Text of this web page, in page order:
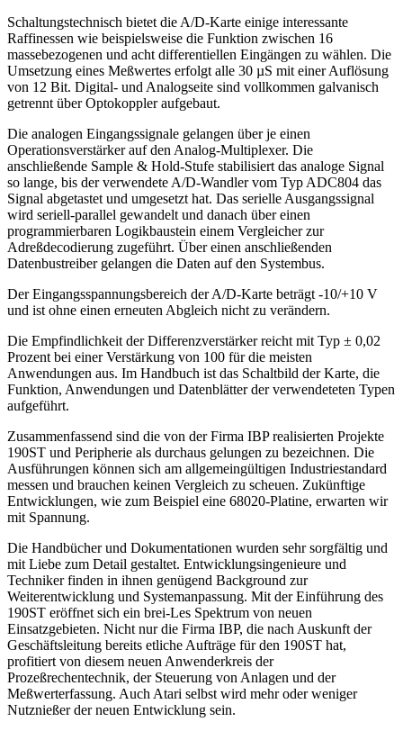
Schaltungstechnisch bietet die A/D-Karte einige interessante
Raffinessen wie beispielsweise die Funktion zwischen 16
massebezogenen und acht differentiellen Eingängen zu wählen. Die
Umsetzung eines Meßwertes erfolgt alle 30 µS mit einer Auflösung
von 12 Bit. Digital- und Analogseite sind vollkommen galvanisch
getrennt über Optokoppler aufgebaut.
Die analogen Eingangssignale gelangen über je einen
Operationsverstärker auf den Analog-Multiplexer. Die
anschließende Sample & Hold-Stufe stabilisiert das analoge Signal
so lange, bis der verwendete A/D-Wandler vom Typ ADC804 das
Signal abgetastet und umgesetzt hat. Das serielle Ausgangssignal
wird seriell-parallel gewandelt und danach über einen
programmierbaren Logikbaustein einem Vergleicher zur
Adreßdecodierung zugeführt. Über einen anschließenden
Datenbustreiber gelangen die Daten auf den Systembus.
Der Eingangsspannungsbereich der A/D-Karte beträgt -10/+10 V
und ist ohne einen erneuten Abgleich nicht zu verändern.
Die Empfindlichkeit der Differenzverstärker reicht mit Typ ± 0,02
Prozent bei einer Verstärkung von 100 für die meisten
Anwendungen aus. Im Handbuch ist das Schaltbild der Karte, die
Funktion, Anwendungen und Datenblätter der verwendeteten Typen
aufgeführt.
Zusammenfassend sind die von der Firma IBP realisierten Projekte
190ST und Peripherie als durchaus gelungen zu bezeichnen. Die
Ausführungen können sich am allgemeingültigen Industriestandard
messen und brauchen keinen Vergleich zu scheuen. Zukünftige
Entwicklungen, wie zum Beispiel eine 68020-Platine, erwarten wir
mit Spannung.
Die Handbücher und Dokumentationen wurden sehr sorgfältig und
mit Liebe zum Detail gestaltet. Entwicklungsingenieure und
Techniker finden in ihnen genügend Background zur
Weiterentwicklung und Systemanpassung. Mit der Einführung des
190ST eröffnet sich ein brei-Les Spektrum von neuen
Einsatzgebieten. Nicht nur die Firma IBP, die nach Auskunft der
Geschäftsleitung bereits etliche Aufträge für den 190ST hat,
profitiert von diesem neuen Anwenderkreis der
Prozeßrechentechnik, der Steuerung von Anlagen und der
Meßwerterfassung. Auch Atari selbst wird mehr oder weniger
Nutznießer der neuen Entwicklung sein.